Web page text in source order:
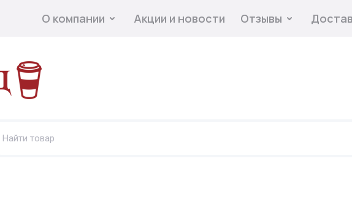
О компании Акции и новости Отзывы